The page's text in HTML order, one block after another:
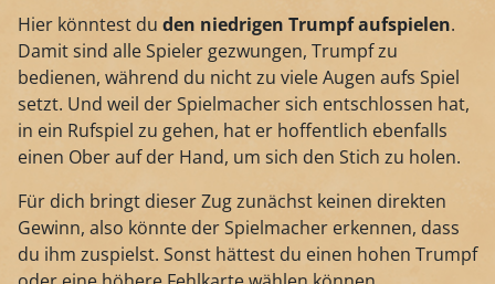
Hier könntest du den niedrigen Trumpf aufspielen.
Damit sind alle Spieler gezwungen, Trumpf zu
bedienen, während du nicht zu viele Augen aufs Spiel
setzt. Und weil der Spielmacher sich entschlossen hat,
in ein Rufspiel zu gehen, hat er hoffentlich ebenfalls
einen Ober auf der Hand, um sich den Stich zu holen.
Für dich bringt dieser Zug zunächst keinen direkten
Gewinn, also könnte der Spielmacher erkennen, dass
du ihm zuspielst. Sonst hättest du einen hohen Trumpf